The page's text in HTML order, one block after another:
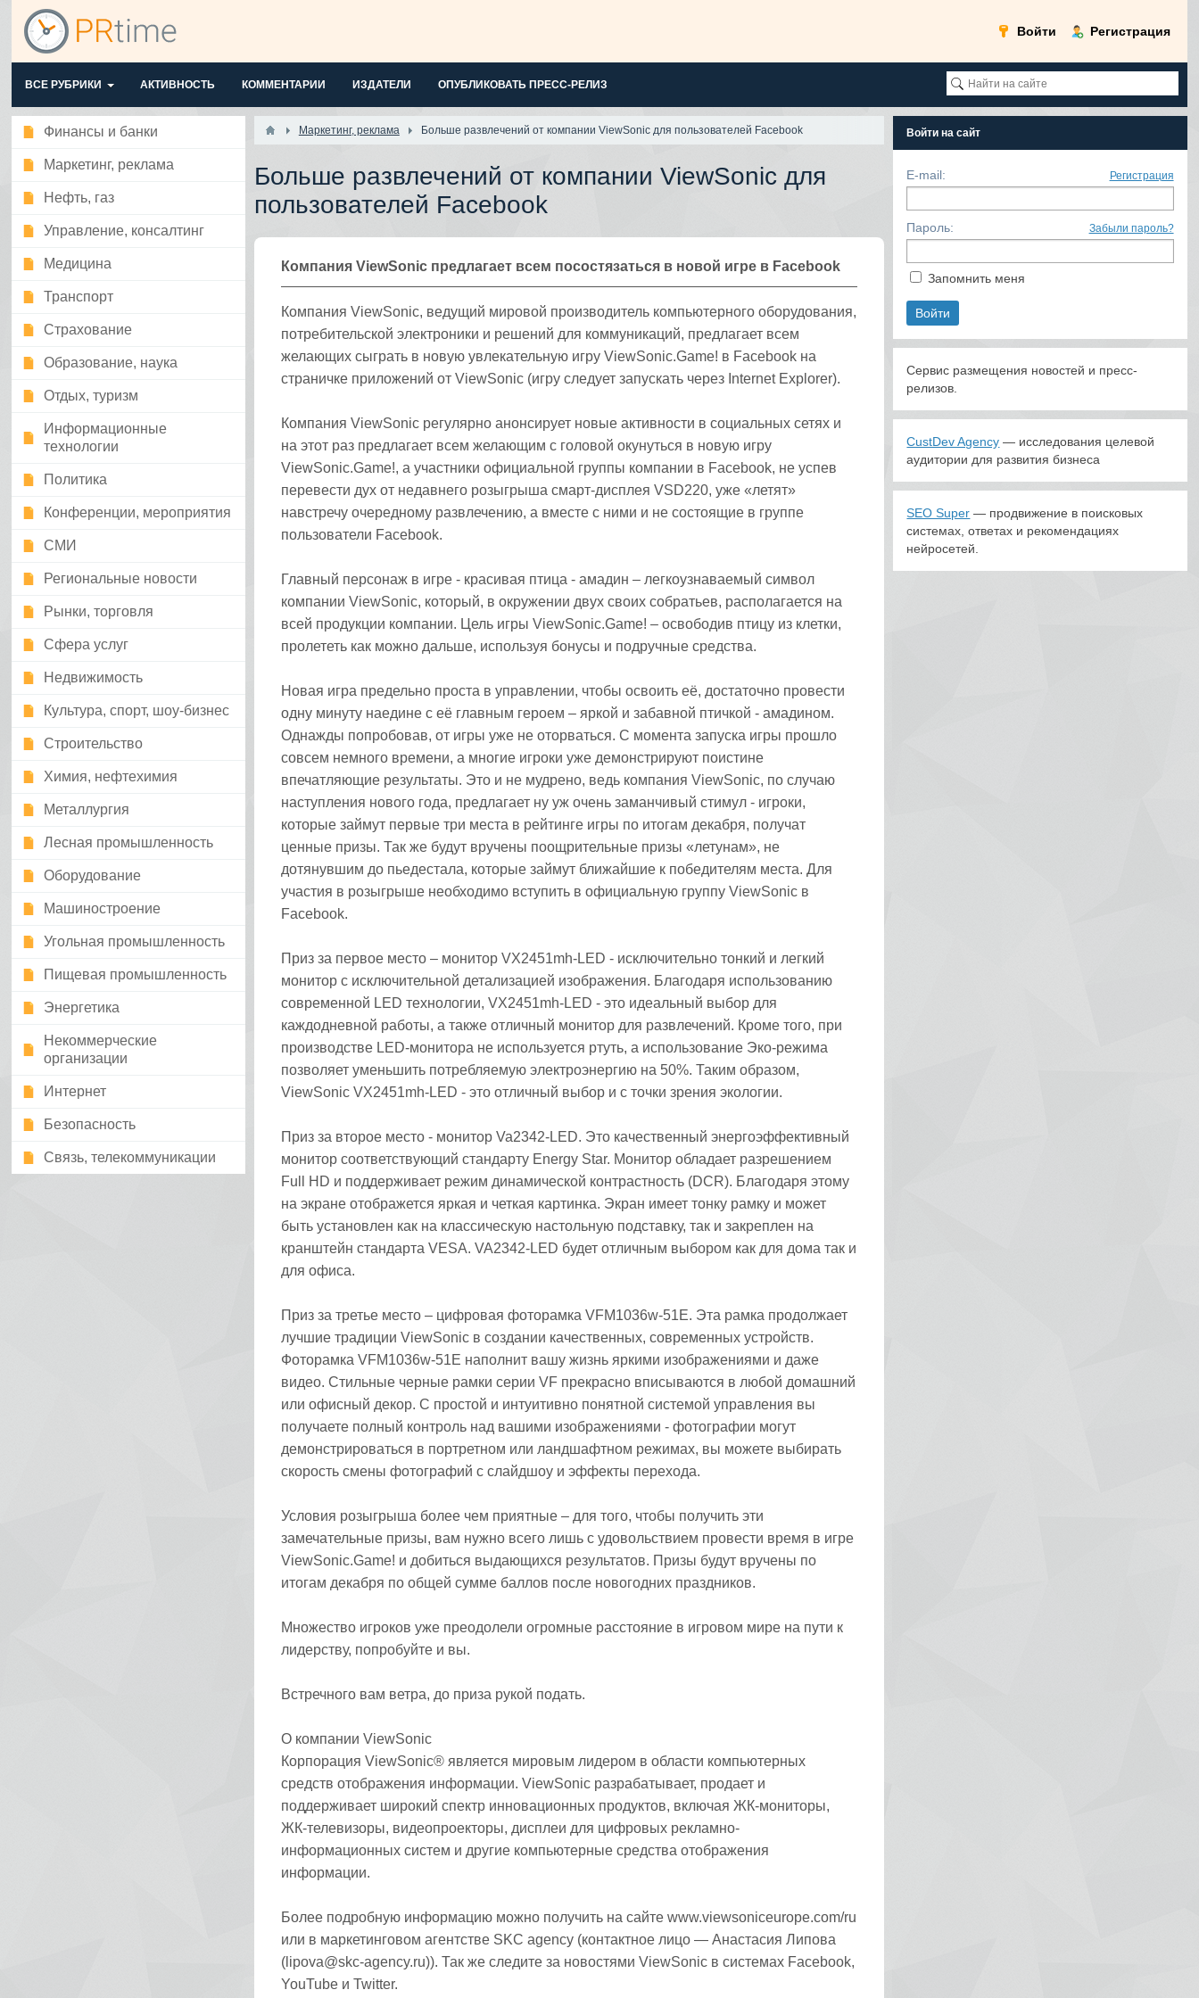
Войти Регистрация
ВСЕ РУБРИКИ АКТИВНОСТЬ КОММЕНТАРИИ ИЗДАТЕЛИ ОПУБЛИКОВАТЬ ПРЕСС-РЕЛИЗ
Финансы и банки
Маркетинг, реклама
Нефть, газ
Управление, консалтинг
Медицина
Транспорт
Страхование
Образование, наука
Отдых, туризм
Информационные
технологии
Политика
Конференции, мероприятия
СМИ
Региональные новости
Рынки, торговля
Сфера услуг
Недвижимость
Культура, спорт, шоу-бизнес
Строительство
Химия, нефтехимия
Металлургия
Лесная промышленность
Оборудование
Машиностроение
Угольная промышленность
Пищевая промышленность
Энергетика
Некоммерческие
организации
Интернет
Безопасность
Связь, телекоммуникации
Маркетинг, реклама Больше развлечений от компании ViewSonic для пользователей Facebook
Больше развлечений от компании ViewSonic для
пользователей Facebook
Компания ViewSonic предлагает всем посостязаться в новой игре в Facebook
Компания ViewSonic, ведущий мировой производитель компьютерного оборудования,
потребительской электроники и решений для коммуникаций, предлагает всем
желающих сыграть в новую увлекательную игру ViewSonic.Game! в Facebook на
страничке приложений от ViewSonic (игру следует запускать через Internet Explorer).
Компания ViewSonic регулярно анонсирует новые активности в социальных сетях и
на этот раз предлагает всем желающим с головой окунуться в новую игру
ViewSonic.Game!, а участники официальной группы компании в Facebook, не успев
перевести дух от недавнего розыгрыша смарт-дисплея VSD220, уже «летят»
навстречу очередному развлечению, а вместе с ними и не состоящие в группе
пользователи Facebook.
Главный персонаж в игре - красивая птица - амадин – легкоузнаваемый символ
компании ViewSonic, который, в окружении двух своих собратьев, располагается на
всей продукции компании. Цель игры ViewSonic.Game! – освободив птицу из клетки,
пролететь как можно дальше, используя бонусы и подручные средства.
Новая игра предельно проста в управлении, чтобы освоить её, достаточно провести
одну минуту наедине с её главным героем – яркой и забавной птичкой - амадином.
Однажды попробовав, от игры уже не оторваться. С момента запуска игры прошло
совсем немного времени, а многие игроки уже демонстрируют поистине
впечатляющие результаты. Это и не мудрено, ведь компания ViewSonic, по случаю
наступления нового года, предлагает ну уж очень заманчивый стимул - игроки,
которые займут первые три места в рейтинге игры по итогам декабря, получат
ценные призы. Так же будут вручены поощрительные призы «летунам», не
дотянувшим до пьедестала, которые займут ближайшие к победителям места. Для
участия в розыгрыше необходимо вступить в официальную группу ViewSonic в
Facebook.
Приз за первое место – монитор VX2451mh-LED - исключительно тонкий и легкий
монитор с исключительной детализацией изображения. Благодаря использованию
современной LED технологии, VX2451mh-LED - это идеальный выбор для
каждодневной работы, а также отличный монитор для развлечений. Кроме того, при
производстве LED-монитора не используется ртуть, а использование Эко-режима
позволяет уменьшить потребляемую электроэнергию на 50%. Таким образом,
ViewSonic VX2451mh-LED - это отличный выбор и с точки зрения экологии.
Приз за второе место - монитор Va2342-LED. Это качественный энергоэффективный
монитор соответствующий стандарту Energy Star. Монитор обладает разрешением
Full HD и поддерживает режим динамической контрастность (DCR). Благодаря этому
на экране отображется яркая и четкая картинка. Экран имеет тонку рамку и может
быть установлен как на классическую настольную подставку, так и закреплен на
кранштейн стандарта VESA. VA2342-LED будет отличным выбором как для дома так и
для офиса.
Приз за третье место – цифровая фоторамка VFM1036w-51E. Эта рамка продолжает
лучшие традиции ViewSonic в создании качественных, современных устройств.
Фоторамка VFM1036w-51E наполнит вашу жизнь яркими изображениями и даже
видео. Стильные черные рамки серии VF прекрасно вписываются в любой домашний
или офисный декор. С простой и интуитивно понятной системой управления вы
получаете полный контроль над вашими изображениями - фотографии могут
демонстрироваться в портретном или ландшафтном режимах, вы можете выбирать
скорость смены фотографий с слайдшоу и эффекты перехода.
Условия розыгрыша более чем приятные – для того, чтобы получить эти
замечательные призы, вам нужно всего лишь с удовольствием провести время в игре
ViewSonic.Game! и добиться выдающихся результатов. Призы будут вручены по
итогам декабря по общей сумме баллов после новогодних праздников.
Множество игроков уже преодолели огромные расстояние в игровом мире на пути к
лидерству, попробуйте и вы.
Встречного вам ветра, до приза рукой подать.
О компании ViewSonic
Корпорация ViewSonic® является мировым лидером в области компьютерных
средств отображения информации. ViewSonic разрабатывает, продает и
поддерживает широкий спектр инновационных продуктов, включая ЖК-мониторы,
ЖК-телевизоры, видеопроекторы, дисплеи для цифровых рекламно-
информационных систем и другие компьютерные средства отображения
информации.
Более подробную информацию можно получить на сайте www.viewsoniceurope.com/ru
или в маркетинговом агентстве SKC agency (контактное лицо — Анастасия Липова
(lipova@skc-agency.ru)). Так же следите за новостями ViewSonic в системах Facebook,
YouTube и Twitter.
Войти на сайт
E-mail: Регистрация
Пароль: Забыли пароль?
Запомнить меня
Сервис размещения новостей и пресс-
релизов.
CustDev Agency — исследования целевой
аудитории для развития бизнеса
SEO Super — продвижение в поисковых
системах, ответах и рекомендациях
нейросетей.